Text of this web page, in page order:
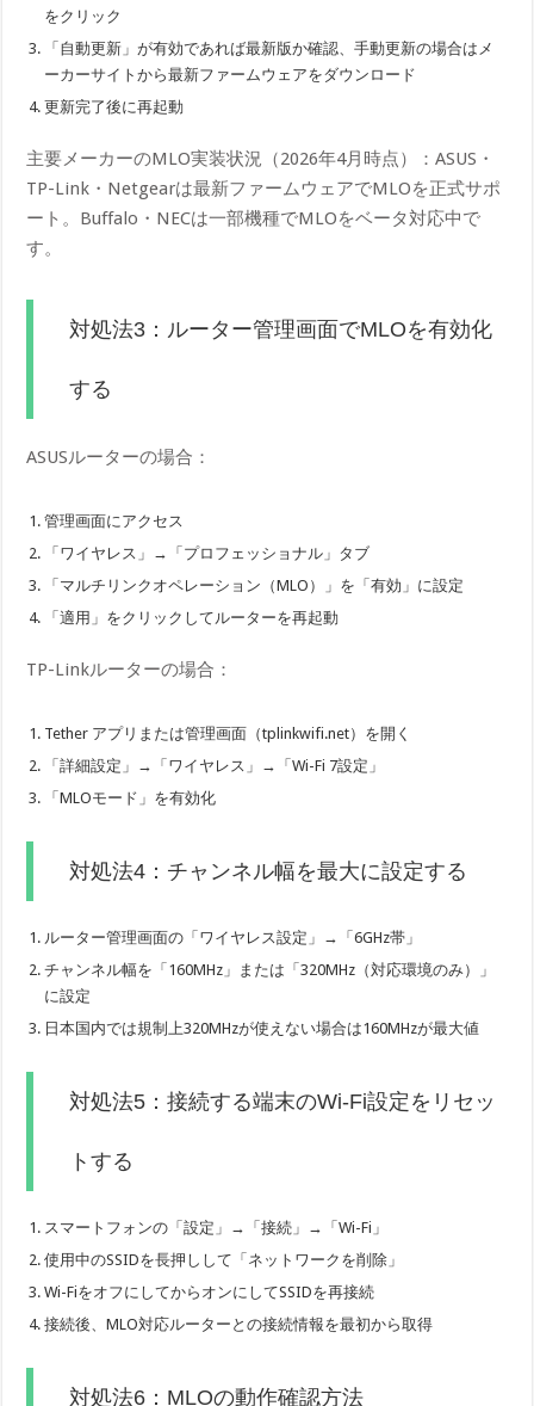
をクリック
「自動更新」が有効であれば最新版か確認、手動更新の場合はメ
ーカーサイトから最新ファームウェアをダウンロード
更新完了後に再起動
主要メーカーのMLO実装状況（2026年4月時点）：ASUS・
TP-Link・Netgearは最新ファームウェアでMLOを正式サポ
ート。Buffalo・NECは一部機種でMLOをベータ対応中で
す。
対処法3：ルーター管理画面でMLOを有効化
する
ASUSルーターの場合：
管理画面にアクセス
「ワイヤレス」→「プロフェッショナル」タブ
「マルチリンクオペレーション（MLO）」を「有効」に設定
「適用」をクリックしてルーターを再起動
TP-Linkルーターの場合：
Tether アプリまたは管理画面（tplinkwifi.net）を開く
「詳細設定」→「ワイヤレス」→「Wi-Fi 7設定」
「MLOモード」を有効化
対処法4：チャンネル幅を最大に設定する
ルーター管理画面の「ワイヤレス設定」→「6GHz帯」
チャンネル幅を「160MHz」または「320MHz（対応環境のみ）」
に設定
日本国内では規制上320MHzが使えない場合は160MHzが最大値
対処法5：接続する端末のWi-Fi設定をリセッ
トする
スマートフォンの「設定」→「接続」→「Wi-Fi」
使用中のSSIDを長押しして「ネットワークを削除」
Wi-FiをオフにしてからオンにしてSSIDを再接続
接続後、MLO対応ルーターとの接続情報を最初から取得
対処法6：MLOの動作確認方法